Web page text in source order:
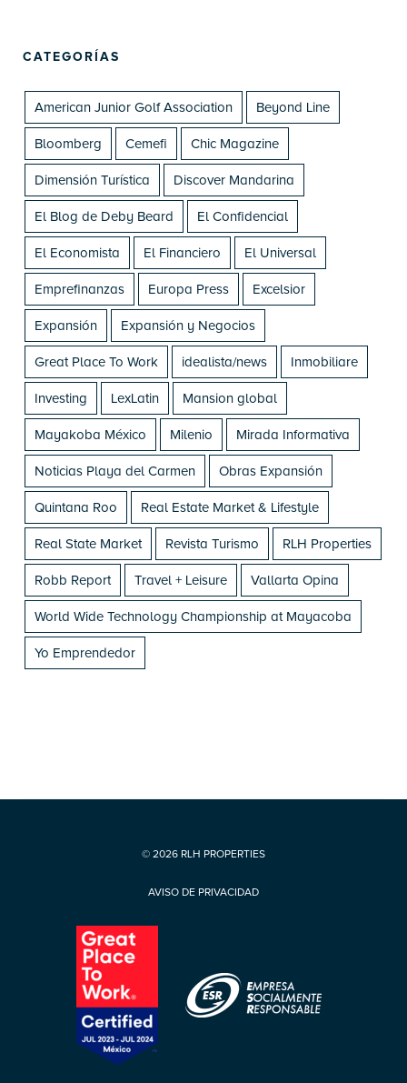
CATEGORÍAS
American Junior Golf Association Beyond Line
Bloomberg Cemefi Chic Magazine
Dimensión Turística Discover Mandarina
El Blog de Deby Beard El Confidencial
El Economista El Financiero El Universal
Emprefinanzas Europa Press Excelsior
Expansión Expansión y Negocios
Great Place To Work idealista/news Inmobiliare
Investing LexLatin Mansion global
Mayakoba México Milenio Mirada Informativa
Noticias Playa del Carmen Obras Expansión
Quintana Roo Real Estate Market & Lifestyle
Real State Market Revista Turismo RLH Properties
Robb Report Travel + Leisure Vallarta Opina
World Wide Technology Championship at Mayacoba
Yo Emprendedor
© 2026 RLH PROPERTIES
AVISO DE PRIVACIDAD